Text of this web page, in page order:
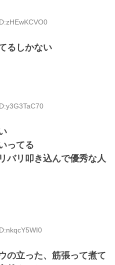
るしかない
ってる
バリ叩き込んで優秀な人
の立った、筋張って煮て